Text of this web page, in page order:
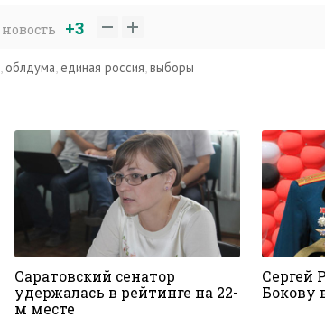
+3
, облдума, единая россия,выборы
Саратовский сенатор
удержалась в рейтинге на 22-
м месте
Сергей
Бокову